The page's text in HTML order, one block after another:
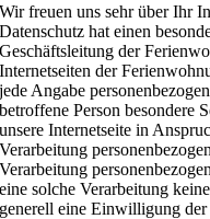
Wir freuen uns sehr über Ihr
Datenschutz hat einen
Geschäftsleitung der
Internetseiten der
jede Angabe
betroffene Person besondere
unsere Internetseite in
Verarbeitung
Verarbeitung
eine solche Verarbeitung
generell eine Einwilligung der